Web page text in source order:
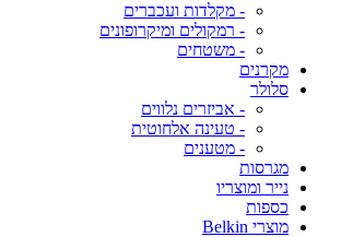
- מקלדות ועכברים
- רמקולים ומיקרופונים
- משטחים
מקרנים
סלולר
- אביזרים נלווים
- טעינה אלחוטית
- מטענים
מגרסות
נייר ומוצריו
כספות
מוצרי Belkin